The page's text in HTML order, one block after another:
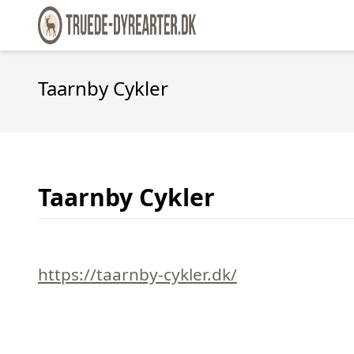
Taarnby Cykler
Taarnby Cykler
https://taarnby-cykler.dk/